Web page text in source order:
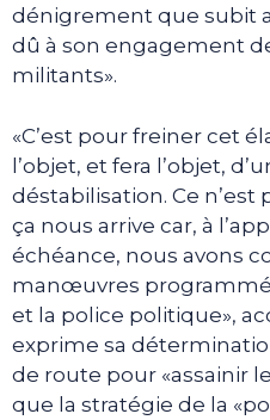
dénigrement que subit
dû à son engagement
militants».
«C’est pour freiner cet
l’objet, et fera l’objet,
déstabilisation. Ce n’est
ça nous arrive car, à
échéance, nous avons
manœuvres
et la police politique»,
exprime sa
de route pour «assainir
que la stratégie de la